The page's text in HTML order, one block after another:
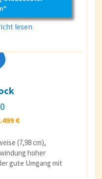
lesen
€
(7,98 cm),
hoher
gute Umgang mit